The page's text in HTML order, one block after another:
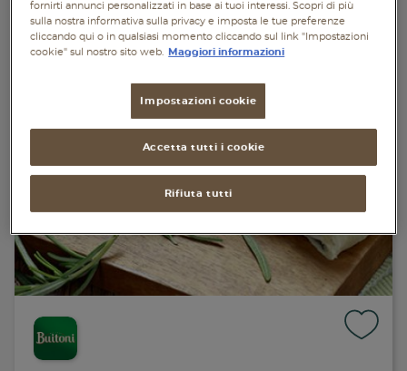
Senza lattosio
fornirti annunci personalizzati in base ai tuoi interessi. Scopri di più
sulla nostra informativa sulla privacy e imposta le tue preferenze
cliccando qui o in qualsiasi momento cliccando sul link "Impostazioni
cookie" sul nostro sito web.
Maggiori informazioni
Impostazioni cookie
Rifiuta tutti
Accetta tutti i cookie